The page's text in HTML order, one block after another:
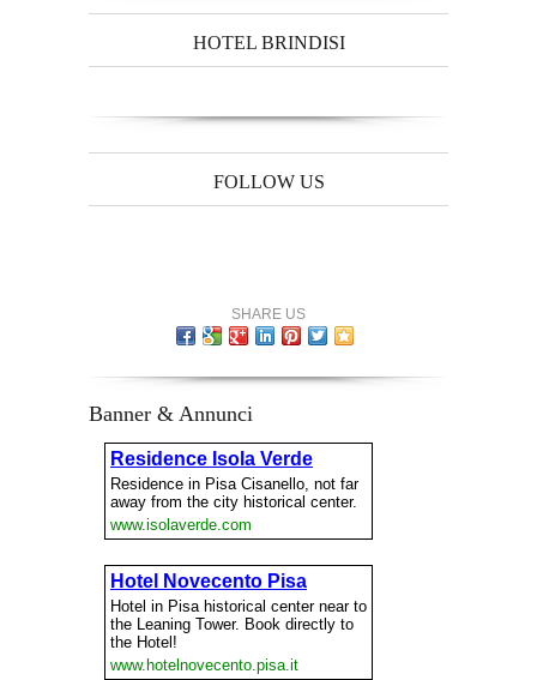
HOTEL BRINDISI
FOLLOW US
SHARE US
Banner & Annunci